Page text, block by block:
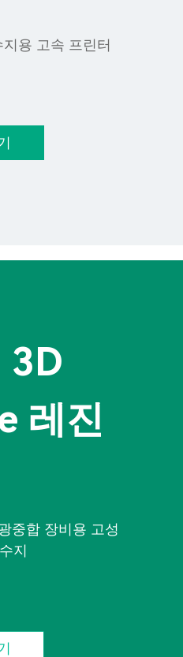
용 고속 프린터
3D
레진
중합 장비용 고성
지